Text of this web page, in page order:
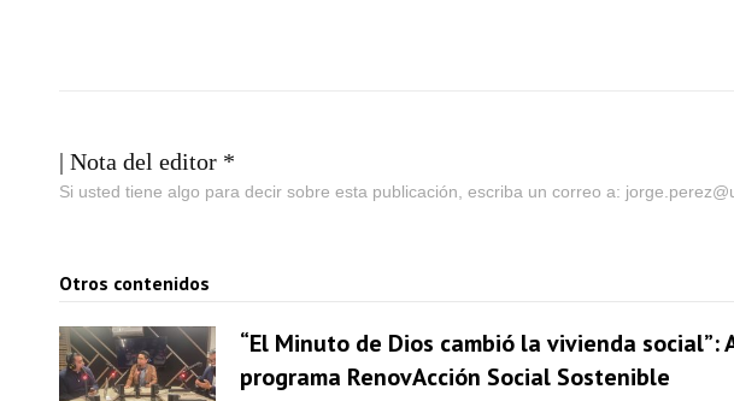
| Nota del editor *
Si usted tiene algo para decir sobre esta publicación, escriba un correo a:
Otros contenidos
“El Minuto de Dios cambió la vivienda social”:
programa RenovAcción Social Sostenible